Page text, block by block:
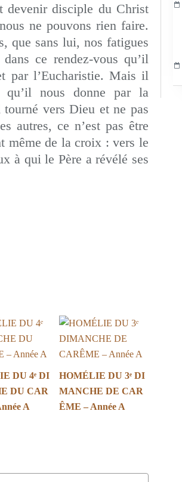
devenir disciple du Christ
ne pouvons rien faire.
que sans lui, nos fatigues
ce rendez-vous qu’il
par l’Eucharistie. Mais il
qu’il nous donne par la
vers Dieu et ne pas
autres, ce n’est pas être
même de la croix : vers le
à qui le Père a révélé ses
DU 4ᵉ DI
DU CAR
A
HOMÉLIE DU 3ᵉ DI
MANCHE DE CAR
ÊME – Année A